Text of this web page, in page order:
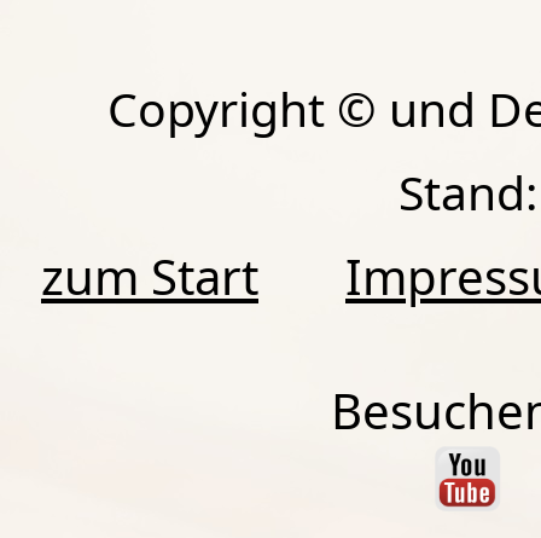
Copyright © und
zum Start